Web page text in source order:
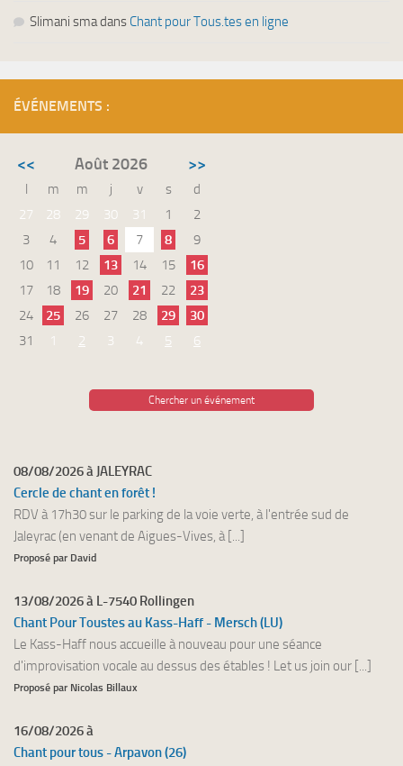
Slimani smadans Chant pour Tous.tes en ligne
ÉVÉNEMENTS :
<< Août 2026 >>
l m m j v s
d
27
28 29 30 31 1
2
3
4 5 6 7 8
9
10
11 12 13 14 15
16
17
18 19 20 21 22
23
24
25 26 27 28 29
30
31
1 2 3 4 5 6
Chercher un événement
08/08/2026 à JALEYRAC
Cercle de chant en forêt !
RDV à 17h30 sur le parking de la voie verte, à l'entrée sud de
Jaleyrac (en venant de Aigues-Vives, à [...]
Proposé par David
13/08/2026 à L-7540 Rollingen
Chant Pour Toustes au Kass-Haff - Mersch (LU)
Le Kass-Haff nous accueille à nouveau pour une séance
d'improvisation vocale au dessus des étables ! Let us join our [...]
Proposé par Nicolas Billaux
16/08/2026 à
Chant pour tous - Arpavon (26)